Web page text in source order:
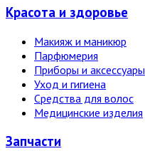
Красота и здоровье
Макияж и маникюр
Парфюмерия
Приборы и аксессуары
Уход и гигиена
Средства для волос
Медицинские изделия
Запчасти